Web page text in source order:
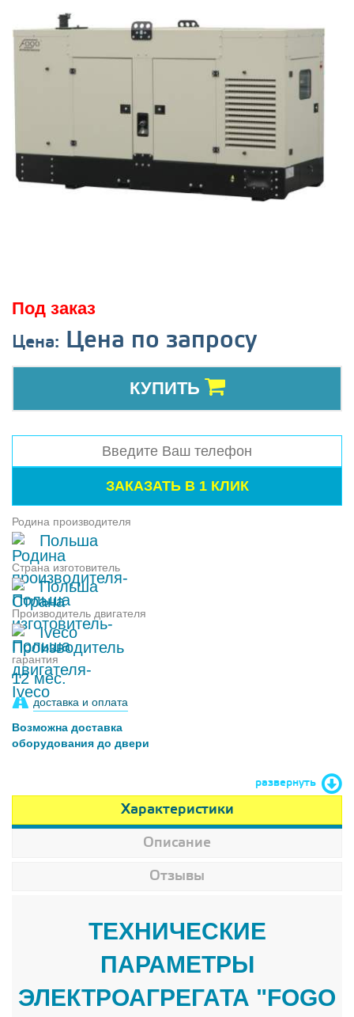
Под заказ
Цена: Цена по запросу
КУПИТЬ
Родина производителя
Польша
Страна изготовитель
Польша
Производитель двигателя
Iveco
гарантия
12 мес.
доставка и оплата
Возможна доставка
оборудования до двери
развернуть
Характеристики
Описание
Отзывы
ТЕХНИЧЕСКИЕ
ПАРАМЕТРЫ
ЭЛЕКТРОАГРЕГАТА "FOGO